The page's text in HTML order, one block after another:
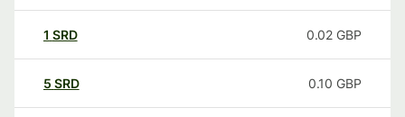
1 SRD 0.02 GBP
5 SRD 0.10 GBP